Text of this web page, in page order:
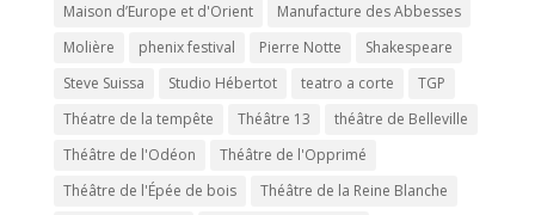
Maison d’Europe et d'Orient
Manufacture des Abbesses
Molière
phenix festival Pierre Notte
Shakespeare
Steve Suissa
Studio Hébertot teatro a corte
TGP
Théatre de la tempête
Théâtre 13
théâtre de Belleville
Théâtre de l'Odéon
Théâtre de l'Opprimé
Théâtre de l'Épée de bois
Théâtre de la Reine Blanche